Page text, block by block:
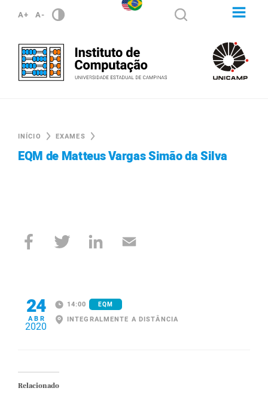
A+ A-
INÍCIO EXAMES
EQM de Matteus Vargas Simão da Silva
24
ABR
2020
14:00 EQM
INTEGRALMENTE A DISTÂNCIA
Relacionado